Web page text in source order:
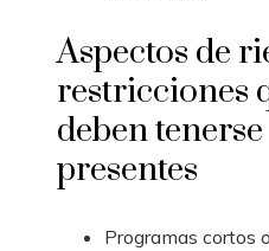
Aspectos de
restricciones
deben tenerse
presentes
Programas cortos o